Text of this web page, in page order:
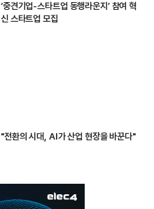
‘중견기업-스타트업 동행라운지’ 참여 혁
신 스타트업 모집
"전환의 시대, AI가 산업 현장을 바꾼다"